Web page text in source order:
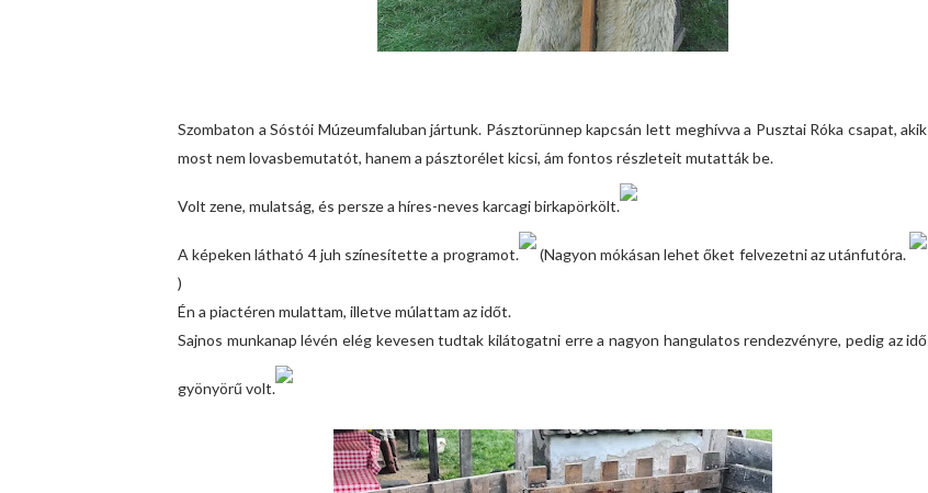
Szombaton a Sóstói Múzeumfaluban jártunk. Pásztorünnep kapcsán lett meghívva a Pusztai Róka csapat, akik
most nem lovasbemutatót, hanem a pásztorélet kicsi, ám fontos részleteit mutatták be.
Volt zene, mulatság, és persze a híres-neves karcagi birkapörkölt.
A képeken látható 4 juh színesítette a programot.
(Nagyon mókásan lehet őket felvezetni az utánfutóra.
)
Én a piactéren mulattam, illetve múlattam az időt.
Sajnos munkanap lévén elég kevesen tudtak kilátogatni erre a nagyon hangulatos rendezvényre, pedig az idő
gyönyörű volt.